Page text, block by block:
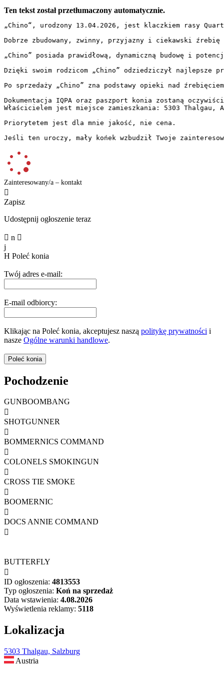
Ten tekst został przetłumaczony automatycznie.
„Chino“, urodzony 13.04.2026, jest klaczkiem rasy
Dobrze zbudowany, zwinny, przyjazny i ciekawski
„Chino” posiada prawidłową, dynamiczną budowę i
Dzięki swoim rodzicom „Chino” odziedziczył
Po sprzedaży „Chino” zna podstawy opieki nad
Dokumentacja IQPA oraz paszport konia zostaną
Właścicielem jest miejsce zamieszkania: 5303 Thalgau,
Priorytetem jest dla mnie jakość, nie cena.
Jeśli ten uroczy, mały końek wzbudził Twoje
Zainteresowany/a – kontakt

Zapisz
Udostępnij ogłoszenie teraz
 n 
j
H Poleć konia
Twój adres e-mail:
E-mail odbiorcy:
Klikając na Poleć konia, akceptujesz naszą politykę prywatności i
nasze Ogólne warunki handlowe.
Pochodzenie
GUNBOOMBANG

SHOTGUNNER

BOMMERNICS COMMAND

COLONELS SMOKINGUN

CROSS TIE SMOKE

BOOMERNIC

DOCS ANNIE COMMAND

BUTTERFLY

ID ogłoszenia: 4813553
Typ ogłoszenia: Koń na sprzedaż
Data wstawienia: 4.08.2026
Wyświetlenia reklamy: 5118
Lokalizacja
5303 Thalgau, Salzburg
Austria